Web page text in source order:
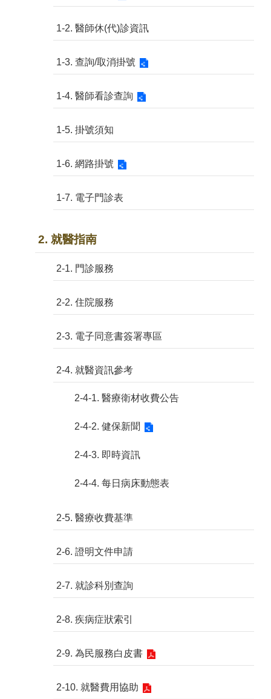
1-2. 醫師休(代)診資訊
1-3. 查詢/取消掛號
1-4. 醫師看診查詢
1-5. 掛號須知
1-6. 網路掛號
1-7. 電子門診表
2. 就醫指南
2-1. 門診服務
2-2. 住院服務
2-3. 電子同意書簽署專區
2-4. 就醫資訊參考
2-4-1. 醫療衛材收費公告
2-4-2. 健保新聞
2-4-3. 即時資訊
2-4-4. 每日病床動態表
2-5. 醫療收費基準
2-6. 證明文件申請
2-7. 就診科別查詢
2-8. 疾病症狀索引
2-9. 為民服務白皮書
2-10. 就醫費用協助